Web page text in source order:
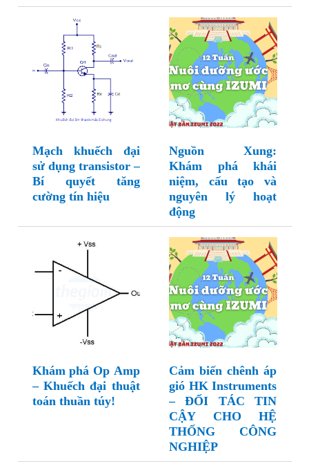
Mạch khuếch đại
sử dụng transistor –
Bí quyết tăng
cường tín hiệu
Nguồn Xung:
Khám phá khái
niệm, cấu tạo và
nguyên lý hoạt
động
Khám phá Op Amp
– Khuếch đại thuật
toán thuần túy!
Cảm biến chênh áp
gió HK Instruments
– ĐỐI TÁC TIN
CẬY CHO HỆ
THỐNG CÔNG
NGHIỆP